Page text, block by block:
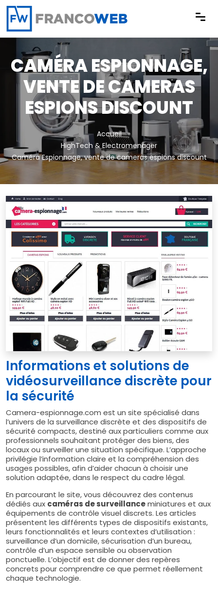
Panneau de gestion des cookies
CAMÉRA ESPIONNAGE,
VENTE DE CAMERAS
ESPIONS DISCOUNT
Accueil
HighTech & Electromenager
Caméra Espionnage, vente de cameras espions discount
Informations et solutions de
vidéosurveillance discrète pour
la sécurité
Camera-espionnage.com est un site spécialisé dans
l’univers de la surveillance discrète et des dispositifs de
sécurité compacts, destiné aux particuliers comme aux
professionnels souhaitant protéger des biens, des
locaux ou surveiller une situation spécifique. L’approche
privilégie l’information claire et la compréhension des
usages possibles, afin d’aider chacun à choisir une
solution adaptée, dans le respect du cadre légal.
En parcourant le site, vous découvrez des contenus
dédiés aux caméras de surveillanceminiatures et aux
équipements de contrôle visuel discrets. Les articles
présentent les différents types de dispositifs existants,
leurs fonctionnalités et leurs contextes d’utilisation :
surveillance d’un domicile, sécurisation d’un bureau,
contrôle d’un espace sensible ou observation
ponctuelle. L’objectif est de donner des repères
concrets pour comprendre ce que permet réellement
chaque technologie.